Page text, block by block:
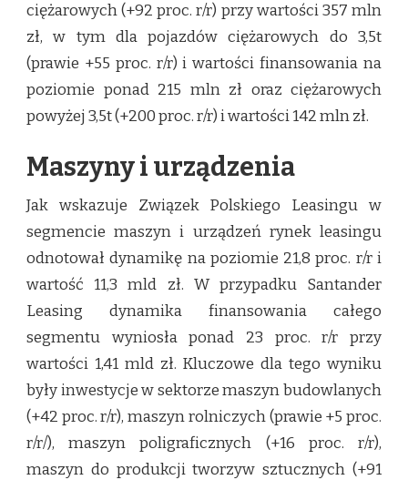
ciężarowych (+92 proc. r/r) przy wartości 357 mln
zł, w tym dla pojazdów ciężarowych do 3,5t
(prawie +55 proc. r/r) i wartości finansowania na
poziomie ponad 215 mln zł oraz ciężarowych
powyżej 3,5t (+200 proc. r/r) i wartości 142 mln zł.
Maszyny i urządzenia
Jak wskazuje Związek Polskiego Leasingu w
segmencie maszyn i urządzeń rynek leasingu
odnotował dynamikę na poziomie 21,8 proc. r/r i
wartość 11,3 mld zł. W przypadku Santander
Leasing dynamika finansowania całego
segmentu wyniosła ponad 23 proc. r/r przy
wartości 1,41 mld zł. Kluczowe dla tego wyniku
były inwestycje w sektorze maszyn budowlanych
(+42 proc. r/r), maszyn rolniczych (prawie +5 proc.
r/r/), maszyn poligraficznych (+16 proc. r/r),
maszyn do produkcji tworzyw sztucznych (+91